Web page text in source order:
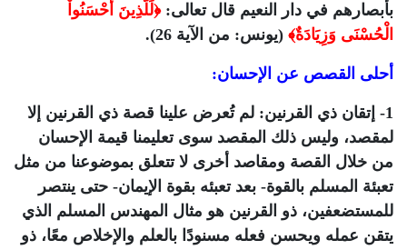
بأبصارهم في دار النعيم قال تعالى:﴿لِّلَّذِينَ أَحْسَنُواْ
الْحُسْنَى وَزِيَادَةٌ﴾ (يونس: من الآية 26).
أحلى القصص عن الإحسان:
1- إتقان ذي القرنين: لم تُعرض علينا قصة ذي القرنين إلا
لمقصد، وليس ذلك المقصد سوى تعليمنا قيمة الإحسان
من خلال القصة ومقاصد أخرى لا تتعلق بموضوعنا من مثل
تعبئة المسلم بالقوة- بعد تعبئه بقوة الإيمان- حتى ينتصر
للمستضعفين، ذو القرنين هو مثال المهندس المسلم الذي
يتقن عمله ويحسن فعله مسنودًا بالعلم والإخلاص معًا، ذو